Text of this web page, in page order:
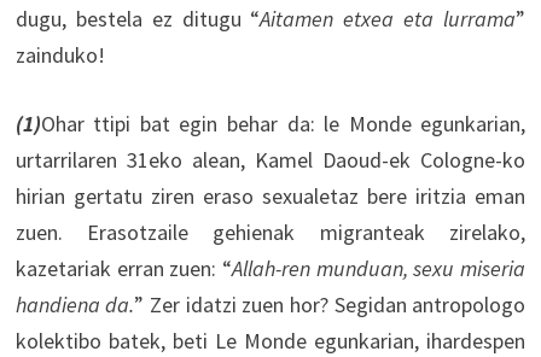
dugu, bestela ez ditugu “Aitamen etxea eta lurrama”
zainduko!
(1)Ohar ttipi bat egin behar da: le Monde egunkarian,
urtarrilaren 31eko alean, Kamel Daoud-ek Cologne-ko
hirian gertatu ziren eraso sexualetaz bere iritzia eman
zuen. Erasotzaile gehienak migranteak zirelako,
kazetariak erran zuen: “Allah-ren munduan, sexu miseria
handiena da.” Zer idatzi zuen hor? Segidan antropologo
kolektibo batek, beti Le Monde egunkarian, ihardespen